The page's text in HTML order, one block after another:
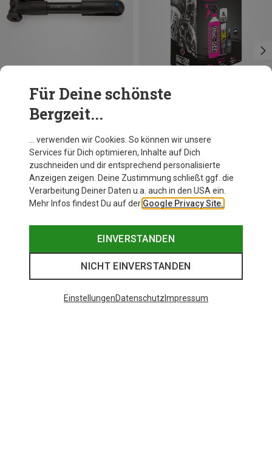
Du sparst 17%
Muc Off
22,86 €
Für Deine schönste
Bergzeit...
… verwenden wir Cookies. So können wir unsere
Services für Dich optimieren, Inhalte auf Dich
zuschneiden und dir entsprechend personalisierte
Anzeigen zeigen. Deine Zustimmung schließt ggf. die
Verarbeitung Deiner Daten u.a. auch in den USA ein.
Mehr Infos findest Du auf der Google Privacy Site.
EINVERSTANDEN
NICHT EINVERSTANDEN
EinstellungenDatenschutz Impressum